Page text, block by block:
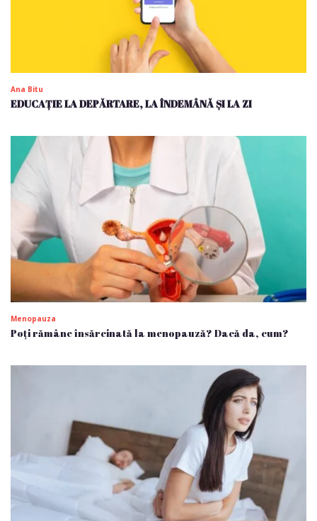
Ana Bitu
EDUCAȚIE LA DEPĂRTARE, LA ÎNDEMÂNĂ ȘI LA ZI
Menopauza
Poți rămâne însărcinată la menopauză? Dacă da, cum?